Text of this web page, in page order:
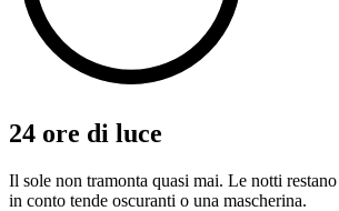
24 ore di luce
Il sole non tramonta quasi mai. Le notti
in conto tende oscuranti o una mascherina.